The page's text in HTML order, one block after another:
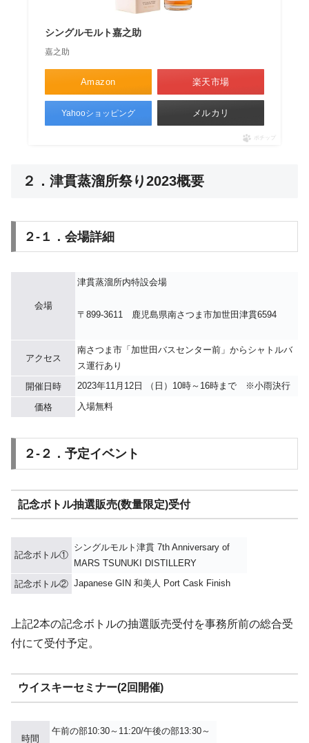
シングルモルト嘉之助
嘉之助
Amazon 楽天市場
Yahooショッピング メルカリ
ポチップ
２．津貫蒸溜所祭り2023概要
２-１．会場詳細
会場
津貫蒸溜所内特設会場
〒899-3611 鹿児島県南さつま市加世田津貫6594
アクセス
南さつま市「加世田バスセンター前」からシャトルバ
ス運行あり
開催日時
2023年11月12日 （日）10時～16時まで ※小雨決行
価格 入場無料
２-２．予定イベント
記念ボトル抽選販売(数量限定)受付
記念ボトル①
シングルモルト津貫 7th Anniversary of
MARS TSUNUKI DISTILLERY
記念ボトル② Japanese GIN 和美人 Port Cask Finish
上記2本の記念ボトルの抽選販売受付を事務所前の総合受
付にて受付予定。
ウイスキーセミナー(2回開催)
時間
午前の部10:30～11:20/午後の部13:30～